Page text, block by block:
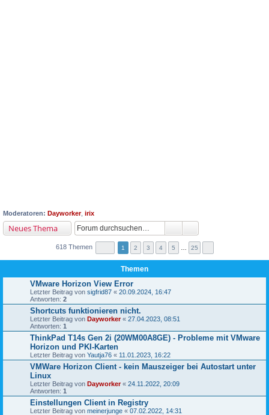
Moderatoren: Dayworker, irix
Neues Thema
618 Themen 1 2 3 4 5 25
Themen
VMware Horizon View Error
Letzter Beitrag von sigfrid87 « 20.09.2024, 16:47
Antworten: 2
Shortcuts funktionieren nicht.
Letzter Beitrag von Dayworker« 27.04.2023, 08:51
Antworten: 1
ThinkPad T14s Gen 2i (20WM00A8GE) - Probleme mit VMware
Horizon und PKI-Karten
Letzter Beitrag von Yautja76 « 11.01.2023, 16:22
VMWare Horizon Client - kein Mauszeiger bei Autostart unter
Linux
Letzter Beitrag von Dayworker« 24.11.2022, 20:09
Antworten: 1
Einstellungen Client in Registry
Letzter Beitrag von meinerjunge « 07.02.2022, 14:31